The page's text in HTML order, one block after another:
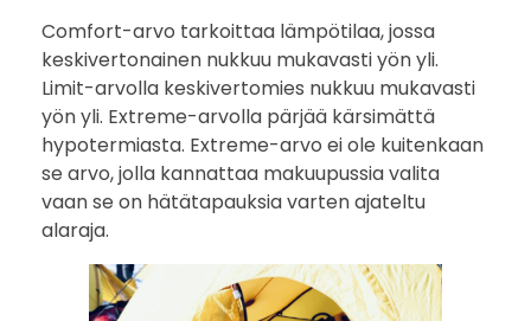
Comfort-arvo tarkoittaa lämpötilaa, jossa
keskivertonainen nukkuu mukavasti yön yli.
Limit-arvolla keskivertomies nukkuu mukavasti
yön yli. Extreme-arvolla pärjää kärsimättä
hypotermiasta. Extreme-arvo ei ole kuitenkaan
se arvo, jolla kannattaa makuupussia valita
vaan se on hätätapauksia varten ajateltu
alaraja.